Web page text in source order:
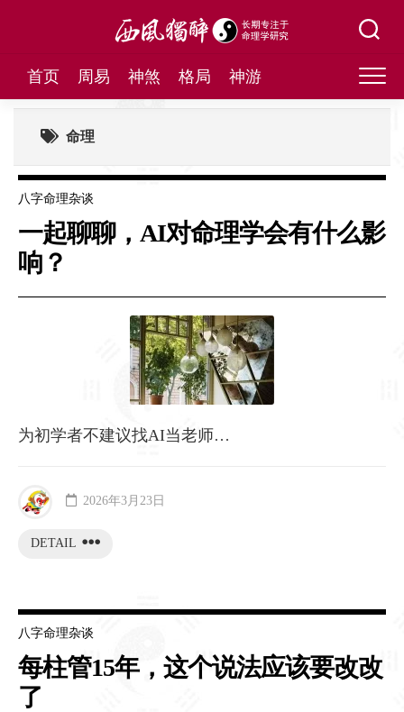
首页 周易 神煞 格局 神游
命理
八字命理杂谈
一起聊聊，AI对命理学会有什么影
响？
为初学者不建议找AI当老师…
DETAIL
2026年3月23日
八字命理杂谈
每柱管15年，这个说法应该要改改
了